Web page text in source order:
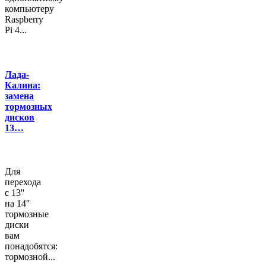
компьютеру
Raspberry
Pi 4...
Лада-
Калина:
замена
тормозных
дисков
13…
Для
перехода
с 13''
на 14''
тормозные
диски
вам
понадобятся:
тормозной...